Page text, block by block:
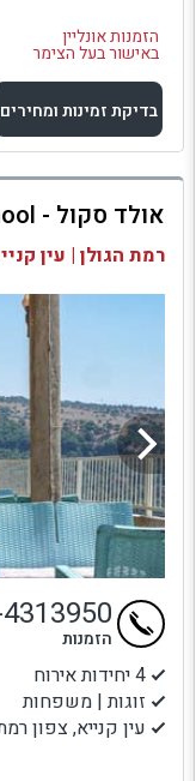
הזמנות אונליין
באישור בעל הצימר
בדיקת זמינות ומחירים
למתחם זה
בדיקת זמינות ומחירים
אולד סקול - Old school
רמת הגולן | עין
4 יחידות אירוח
זוגות | משפחות
עין קנייא, צפון
הזמנות